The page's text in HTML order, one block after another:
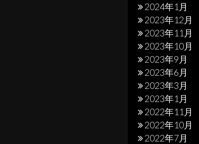
2024年1月
2023年12月
2023年11月
2023年10月
2023年9月
2023年6月
2023年3月
2023年1月
2022年11月
2022年10月
2022年7月